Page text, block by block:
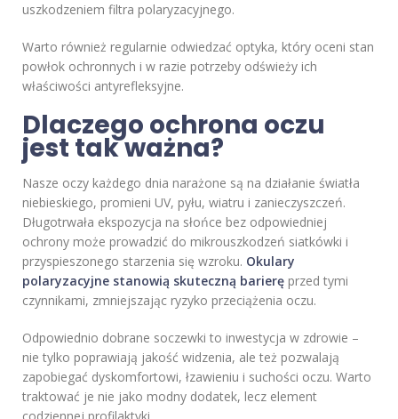
uszkodzeniem filtra polaryzacyjnego.
Warto również regularnie odwiedzać optyka, który oceni stan
powłok ochronnych i w razie potrzeby odświeży ich
właściwości antyrefleksyjne.
Dlaczego ochrona oczu
jest tak ważna?
Nasze oczy każdego dnia narażone są na działanie światła
niebieskiego, promieni UV, pyłu, wiatru i zanieczyszczeń.
Długotrwała ekspozycja na słońce bez odpowiedniej
ochrony może prowadzić do mikrouszkodzeń siatkówki i
przyspieszonego starzenia się wzroku. Okulary
polaryzacyjne stanowią skuteczną barierę przed tymi
czynnikami, zmniejszając ryzyko przeciążenia oczu.
Odpowiednio dobrane soczewki to inwestycja w zdrowie –
nie tylko poprawiają jakość widzenia, ale też pozwalają
zapobiegać dyskomfortowi, łzawieniu i suchości oczu. Warto
traktować je nie jako modny dodatek, lecz element